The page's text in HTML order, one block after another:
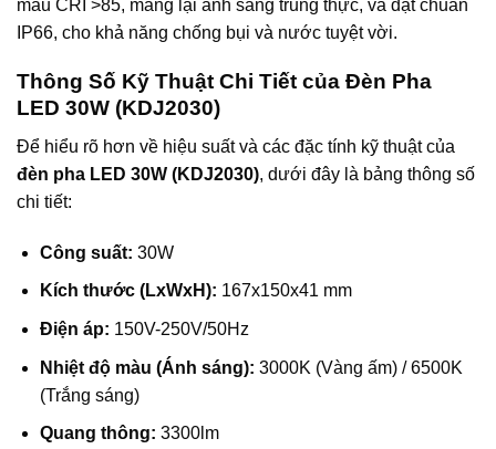
màu CRI >85, mang lại ánh sáng trung thực, và đạt chuẩn
IP66, cho khả năng chống bụi và nước tuyệt vời.
Thông Số Kỹ Thuật Chi Tiết của Đèn Pha
LED 30W (KDJ2030)
Để hiểu rõ hơn về hiệu suất và các đặc tính kỹ thuật của
đèn pha LED 30W (KDJ2030), dưới đây là bảng thông số
chi tiết:
Công suất: 30W
Kích thước (LxWxH): 167x150x41 mm
Điện áp: 150V-250V/50Hz
Nhiệt độ màu (Ánh sáng): 3000K (Vàng ấm) / 6500K
(Trắng sáng)
Quang thông: 3300lm